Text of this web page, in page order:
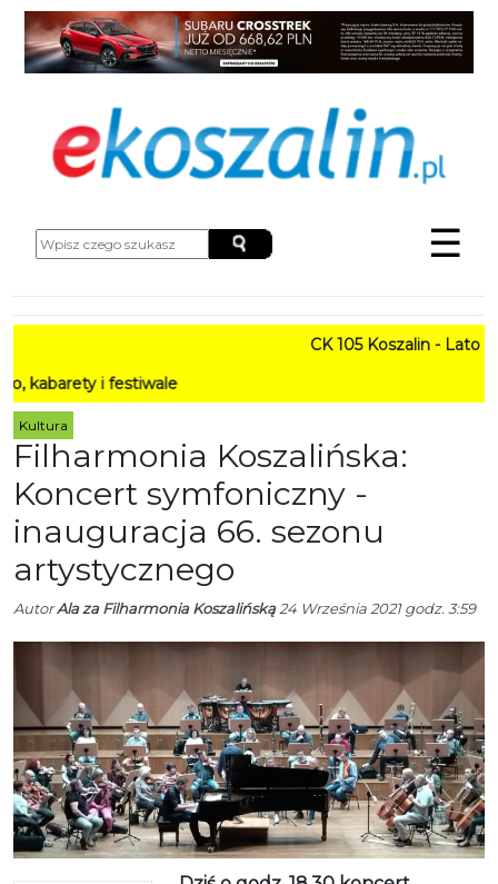
☰
CK 105 Koszalin - Lato w
i festiwale
Kultura
Filharmonia Koszalińska:
Koncert symfoniczny -
inauguracja 66. sezonu
artystycznego
AutorAla za Filharmonia Koszalińską24 Września 2021 godz. 3:59